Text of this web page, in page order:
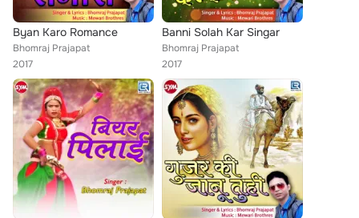
Byan Karo Romance
Bhomraj Prajapat
2017
Banni Solah Kar Singar
Bhomraj Prajapat
2017